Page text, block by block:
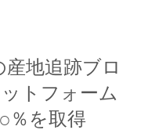
地追跡ブロ
トフォーム
％を取得